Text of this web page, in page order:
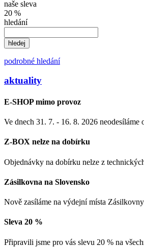
naše sleva
20 %
hledání
podrobné hledání
aktuality
E-SHOP mimo provoz
Ve dnech 31. 7. - 16. 8. 2026
Z-BOX nelze na dobírku
Objednávky na dobírku nelze z
Zásilkovna na Slovensko
Nově zasíláme na výdejní místa
Sleva 20 %
Připravili jsme pro vás slevu 20 % na